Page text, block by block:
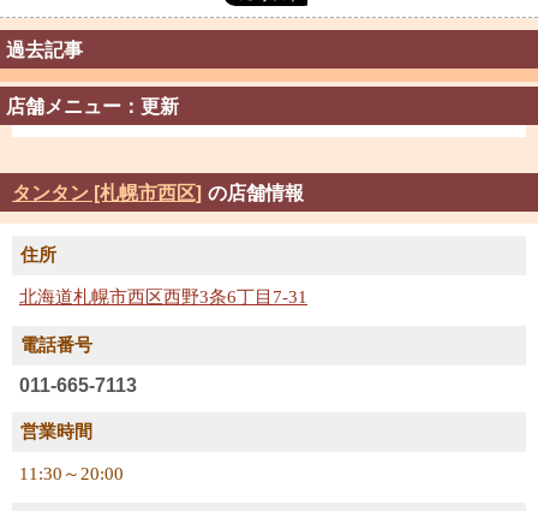
過去記事
店舗メニュー：更新
タンタン [札幌市西区] の店舗情報
住所
北海道札幌市西区西野3条6丁目7-31
電話番号
011-665-7113
営業時間
11:30～20:00